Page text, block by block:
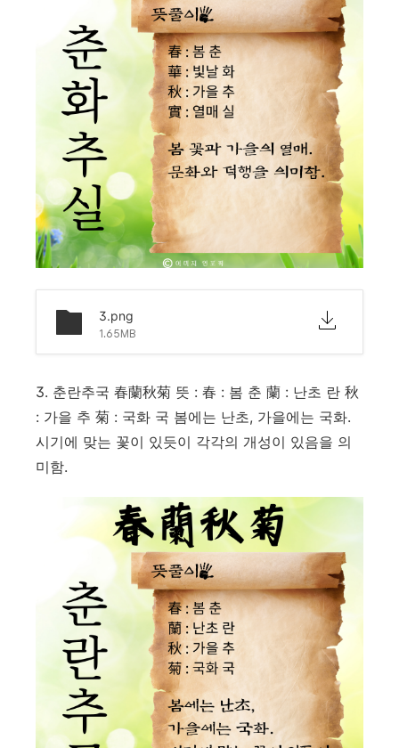
3.png
1.65MB
3. 춘란추국 春蘭秋菊 뜻 : 春 : 봄 춘 蘭 : 난초 란 秋
: 가을 추 菊 : 국화 국 봄에는 난초, 가을에는 국화.
시기에 맞는 꽃이 있듯이 각각의 개성이 있음을 의
미함.